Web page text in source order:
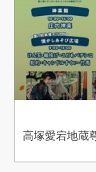
高塚愛宕地蔵